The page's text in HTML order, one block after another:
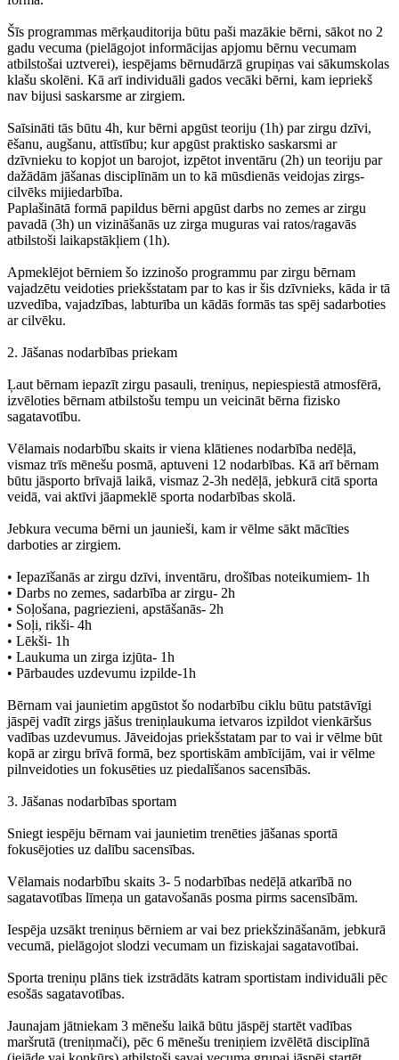
Šīs programmas mērķauditorija būtu paši mazākie bērni, sākot no 2
gadu vecuma (pielāgojot informācijas apjomu bērnu vecumam
atbilstošai uztverei), iespējams bērnudārzā grupiņas vai sākumskolas
klašu skolēni. Kā arī individuāli gados vecāki bērni, kam iepriekš
nav bijusi saskarsme ar zirgiem.
Saīsināti tās būtu 4h, kur bērni apgūst teoriju (1h) par zirgu dzīvi,
ēšanu, augšanu, attīstību; kur apgūst praktisko saskarsmi ar
dzīvnieku to kopjot un barojot, izpētot inventāru (2h) un teoriju par
dažādām jāšanas disciplīnām un to kā mūsdienās veidojas zirgs-
cilvēks mijiedarbība.
Paplašinātā formā papildus bērni apgūst darbs no zemes ar zirgu
pavadā (3h) un vizināšanās uz zirga muguras vai ratos/ragavās
atbilstoši laikapstākļiem (1h).
Apmeklējot bērniem šo izzinošo programmu par zirgu bērnam
vajadzētu veidoties priekšstatam par to kas ir šis dzīvnieks, kāda ir tā
uzvedība, vajadzības, labturība un kādās formās tas spēj sadarboties
ar cilvēku.
2. Jāšanas nodarbības priekam
Ļaut bērnam iepazīt zirgu pasauli, treniņus, nepiespiestā atmosfērā,
izvēloties bērnam atbilstošu tempu un veicināt bērna fizisko
sagatavotību.
Vēlamais nodarbību skaits ir viena klātienes nodarbība nedēļā,
vismaz trīs mēnešu posmā, aptuveni 12 nodarbības. Kā arī bērnam
būtu jāsporto brīvajā laikā, vismaz 2-3h nedēļā, jebkurā citā sporta
veidā, vai aktīvi jāapmeklē sporta nodarbības skolā.
Jebkura vecuma bērni un jaunieši, kam ir vēlme sākt mācīties
darboties ar zirgiem.
• Iepazīšanās ar zirgu dzīvi, inventāru, drošības noteikumiem- 1h
• Darbs no zemes, sadarbība ar zirgu- 2h
• Soļošana, pagriezieni, apstāšanās- 2h
• Soļi, rikši- 4h
• Lēkši- 1h
• Laukuma un zirga izjūta- 1h
• Pārbaudes uzdevumu izpilde-1h
Bērnam vai jaunietim apgūstot šo nodarbību ciklu būtu patstāvīgi
jāspēj vadīt zirgs jāšus treniņlaukuma ietvaros izpildot vienkāršus
vadības uzdevumus. Jāveidojas priekšstatam par to vai ir vēlme būt
kopā ar zirgu brīvā formā, bez sportiskām ambīcijām, vai ir vēlme
pilnveidoties un fokusēties uz piedalīšanos sacensībās.
3. Jāšanas nodarbības sportam
Sniegt iespēju bērnam vai jaunietim trenēties jāšanas sportā
fokusējoties uz dalību sacensības.
Vēlamais nodarbību skaits 3- 5 nodarbības nedēļā atkarībā no
sagatavotības līmeņa un gatavošanās posma pirms sacensībām.
Iespēja uzsākt treniņus bērniem ar vai bez priekšzināšanām, jebkurā
vecumā, pielāgojot slodzi vecumam un fiziskajai sagatavotībai.
Sporta treniņu plāns tiek izstrādāts katram sportistam individuāli pēc
esošās sagatavotības.
Jaunajam jātniekam 3 mēnešu laikā būtu jāspēj startēt vadības
maršrutā (treniņmači), pēc 6 mēnešu treniņiem izvēlētā disciplīnā